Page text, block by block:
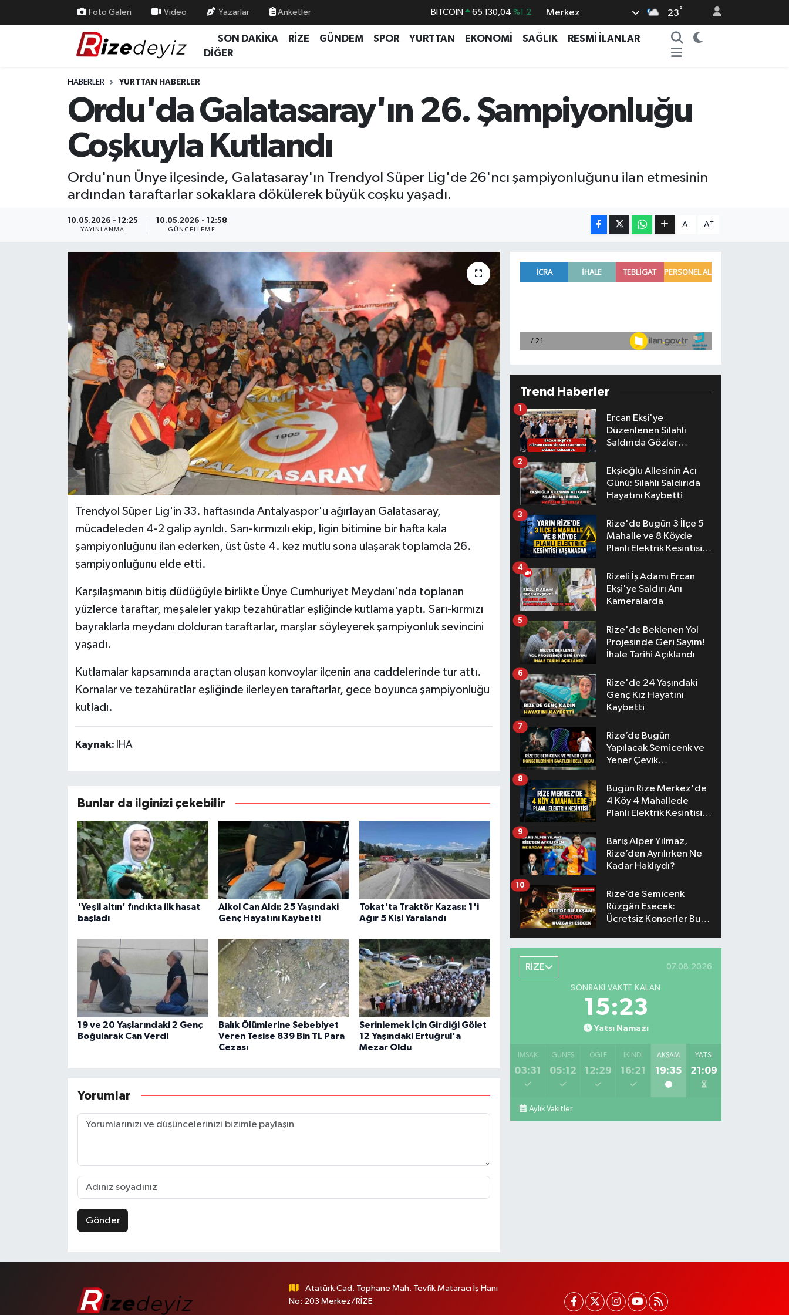
Foto Galeri Video Yazarlar Anketler BITCOIN 65.130,04 %1.2
DOLAR 47,7106 %0.17
GRAM ALTIN 6648.99
BİST100 13.773
Merkez 23°
SON DAKİKA RİZE GÜNDEM SPOR YURTTAN EKONOMİ SAĞLIK
RESMİ İLANLAR
DİĞER
HABERLER YURTTAN HABERLER
Ordu'da Galatasaray'ın 26. Şampiyonluğu
Coşkuyla Kutlandı
Ordu'nun Ünye ilçesinde, Galatasaray'ın Trendyol Süper Lig'de 26'ncı şampiyonluğunu ilan etmesinin
ardından taraftarlar sokaklara dökülerek büyük coşku yaşadı.
10.05.2026 - 12:25
YAYINLANMA
10.05.2026 - 12:58
GÜNCELLEME
A- A+
Trendyol Süper Lig'in 33. haftasında Antalyaspor'u ağırlayan Galatasaray,
mücadeleden 4-2 galip ayrıldı. Sarı-kırmızılı ekip, ligin bitimine bir hafta kala
şampiyonluğunu ilan ederken, üst üste 4. kez mutlu sona ulaşarak toplamda 26.
şampiyonluğunu elde etti.
Karşılaşmanın bitiş düdüğüyle birlikte Ünye Cumhuriyet Meydanı'nda toplanan
yüzlerce taraftar, meşaleler yakıp tezahüratlar eşliğinde kutlama yaptı. Sarı-kırmızı
bayraklarla meydanı dolduran taraftarlar, marşlar söyleyerek şampiyonluk sevincini
yaşadı.
Kutlamalar kapsamında araçtan oluşan konvoylar ilçenin ana caddelerinde tur attı.
Kornalar ve tezahüratlar eşliğinde ilerleyen taraftarlar, gece boyunca şampiyonluğu
kutladı.
Kaynak: İHA
Bunlar da ilginizi çekebilir
'Yeşil altın' fındıkta ilk hasat
başladı
Alkol Can Aldı: 25 Yaşındaki
Genç Hayatını Kaybetti
Tokat'ta Traktör Kazası: 1'i
Ağır 5 Kişi Yaralandı
19 ve 20 Yaşlarındaki 2 Genç
Boğularak Can Verdi
Balık Ölümlerine Sebebiyet
Veren Tesise 839 Bin TL Para
Cezası
Serinlemek İçin Girdiği Gölet
12 Yaşındaki Ertuğrul'a
Mezar Oldu
Yorumlar
Gönder
Trend Haberler
Ercan Ekşi'ye
Düzenlenen Silahlı
Saldırıda Gözler
1
Ekşioğlu Aİlesinin Acı
Günü: Silahlı Saldırıda
Hayatını Kaybetti
2
Rize'de Bugün 3 İlçe 5
Mahalle ve 8 Köyde
Planlı Elektrik Kesintisi
3
Rizeli İş Adamı Ercan
Ekşi'ye Saldırı Anı
Kameralarda
4
Rize'de Beklenen Yol
Projesinde Geri Sayım!
İhale Tarihi Açıklandı
5
Rize'de 24 Yaşındaki
Genç Kız Hayatını
Kaybetti
6
Rize’de Bugün
Yapılacak Semicenk ve
Yener Çevik
Belli Oldu
7
Bugün Rize Merkez'de
4 Köy 4 Mahallede
Planlı Elektrik Kesintisi
8
Barış Alper Yılmaz,
Rize’den Ayrılırken Ne
Kadar Haklıydı?
9
Rize’de Semicenk
Rüzgârı Esecek:
Ücretsiz Konserler Bu
10
RİZE 07.08.2026
SONRAKI VAKTE KALAN
15:22
Yatsı Namazı
İMSAK
03:31
GÜNEŞ
05:12
ÖĞLE
12:29
İKINDI
16:21
AKŞAM
19:35
YATSI
21:09
Aylık Vakitler
Atatürk Cad. Tophane Mah. Tevfik Mataracı İş Hanı
No: 203 Merkez/RİZE
Yurttan Haberler
Ekonomi
Rize Nöbetçi Eczaneler
Rize Trafik Yoğunluk Haritası
Süper Lig Puan Durumu ve Fikstür
Son Dakika Haberleri
Haber Arşivi